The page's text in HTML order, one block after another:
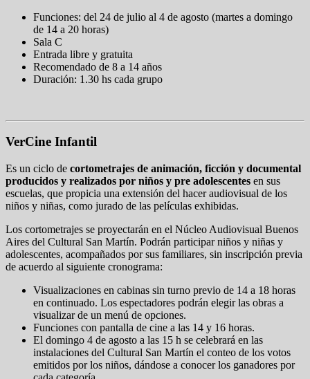
Funciones: del 24 de julio al 4 de agosto (martes a domingo
de 14 a 20 horas)
Sala C
Entrada libre y gratuita
Recomendado de 8 a 14 años
Duración: 1.30 hs cada grupo
VerCine Infantil
Es un ciclo de cortometrajes de animación, ficción y documental
producidos y realizados por niños y pre adolescentes en sus
escuelas, que propicia una extensión del hacer audiovisual de los
niños y niñas, como jurado de las películas exhibidas.
Los cortometrajes se proyectarán en el Núcleo Audiovisual Buenos
Aires del Cultural San Martín. Podrán participar niños y niñas y
adolescentes, acompañados por sus familiares, sin inscripción previa
de acuerdo al siguiente cronograma:
Visualizaciones en cabinas sin turno previo de 14 a 18 horas
en continuado. Los espectadores podrán elegir las obras a
visualizar de un menú de opciones.
Funciones con pantalla de cine a las 14 y 16 horas.
El domingo 4 de agosto a las 15 h se celebrará en las
instalaciones del Cultural San Martín el conteo de los votos
emitidos por los niños, dándose a conocer los ganadores por